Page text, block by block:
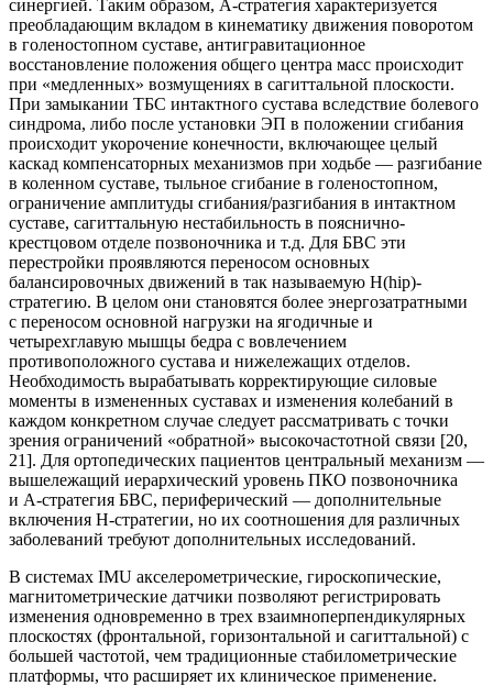
синергией. Таким образом, А-стратегия характеризуется
преобладающим вкладом в кинематику движения поворотом
в голеностопном суставе, антигравитационное
восстановление положения общего центра масс происходит
при «медленных» возмущениях в сагиттальной плоскости.
При замыкании ТБС интактного сустава вследствие болевого
синдрома, либо после установки ЭП в положении сгибания
происходит укорочение конечности, включающее целый
каскад компенсаторных механизмов при ходьбе — разгибание
в коленном суставе, тыльное сгибание в голеностопном,
ограничение амплитуды сгибания/разгибания в интактном
суставе, сагиттальную нестабильность в пояснично-
крестцовом отделе позвоночника и т.д. Для БВС эти
перестройки проявляются переносом основных
балансировочных движений в так называемую Н(hip)-
стратегию. В целом они становятся более энергозатратными
с переносом основной нагрузки на ягодичные и
четырехглавую мышцы бедра с вовлечением
противоположного сустава и нижележащих отделов.
Необходимость вырабатывать корректирующие силовые
моменты в измененных суставах и изменения колебаний в
каждом конкретном случае следует рассматривать с точки
зрения ограничений «обратной» высокочастотной связи [20,
21]. Для ортопедических пациентов центральный механизм —
вышележащий иерархический уровень ПКО позвоночника
и А-стратегия БВС, периферический — дополнительные
включения Н-стратегии, но их соотношения для различных
заболеваний требуют дополнительных исследований.
В системах IMU акселерометрические, гироскопические,
магнитометрические датчики позволяют регистрировать
изменения одновременно в трех взаимноперпендикулярных
плоскостях (фронтальной, горизонтальной и сагиттальной) с
большей частотой, чем традиционные стабилометрические
платформы, что расширяет их клиническое применение.